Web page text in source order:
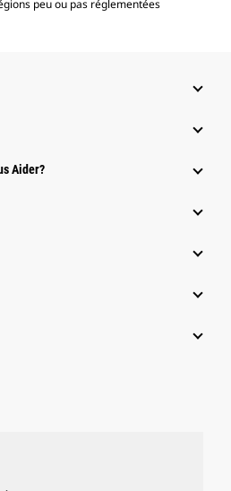
peu ou pas réglementées
Aider?